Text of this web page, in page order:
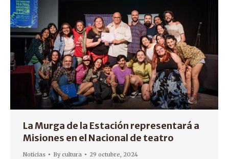
La Murga de la Estación representará a
Misiones en el Nacional de teatro
Noticias Bycultura 29 octubre, 2024